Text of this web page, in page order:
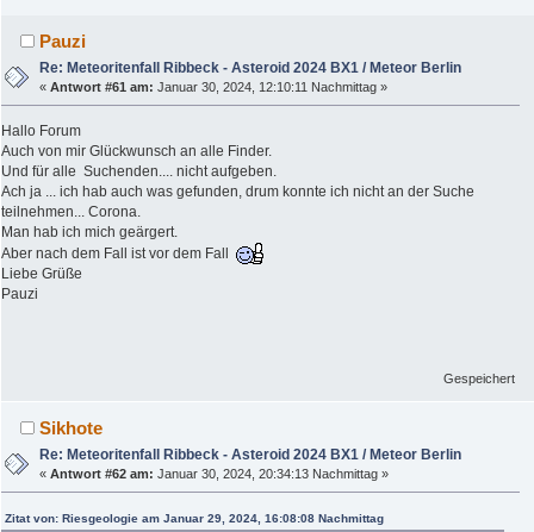
Pauzi
Re: Meteoritenfall Ribbeck - Asteroid 2024 BX1 / Meteor Berlin
«Antwort #61 am: Januar 30, 2024, 12:10:11 Nachmittag »
Hallo Forum
Auch von mir Glückwunsch an alle Finder.
Und für alle Suchenden.... nicht aufgeben.
Ach ja ... ich hab auch was gefunden, drum konnte ich nicht an der Suche
teilnehmen... Corona.
Man hab ich mich geärgert.
Aber nach dem Fall ist vor dem Fall
Liebe Grüße
Pauzi
Gespeichert
Sikhote
Re: Meteoritenfall Ribbeck - Asteroid 2024 BX1 / Meteor Berlin
«Antwort #62 am: Januar 30, 2024, 20:34:13 Nachmittag »
Zitat von: Riesgeologie am Januar 29, 2024, 16:08:08 Nachmittag